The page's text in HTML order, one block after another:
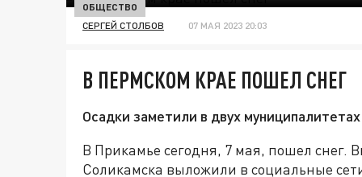
ОБЩЕСТВО
СЕРГЕЙ СТОЛБОВ 07 МАЯ 2023 20:03
В ПЕРМСКОМ КРАЕ ПОШЕЛ СНЕГ
Осадки заметили в двух муниципалитетах
В Прикамье сегодня, 7 мая, пошел снег.
Соликамска выложили в социальные